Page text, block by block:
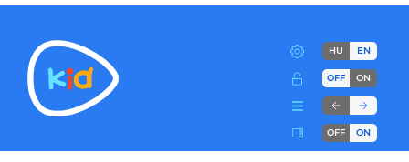
HU EN
OFF ON
OFF ON